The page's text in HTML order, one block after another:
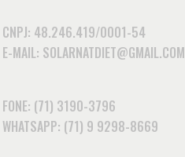
CNPJ: 48.246.419/0001-54
E-MAIL: SOLARNATDIET@GMAIL.COM
FONE: (71) 3190-3796
WHATSAPP: (71) 9 9298-8669